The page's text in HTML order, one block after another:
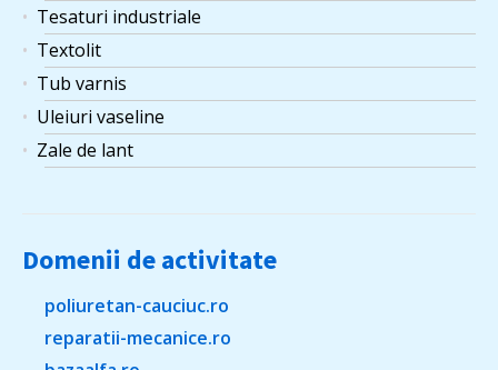
Tesaturi industriale
Textolit
Tub varnis
Uleiuri vaseline
Zale de lant
Domenii de activitate
poliuretan-cauciuc.ro
reparatii-mecanice.ro